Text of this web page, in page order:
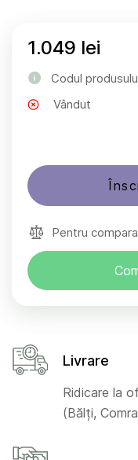
1.049 lei
Codul
Vândut
Pentru
Livrare
Ridicare la
(Bălți,